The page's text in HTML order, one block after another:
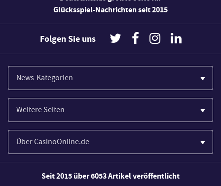
Glücksspiel-Nachrichten seit 2015
Folgen Sie uns
News-Kategorien
Casinos
Wirtschaft
Spiele
Weitere Seiten
Paypal Casinos
Novoline Casinos
Merkur Casinos
Über CasinoOnline.de
Seit 2015 über 6053 Artikel veröffentlicht